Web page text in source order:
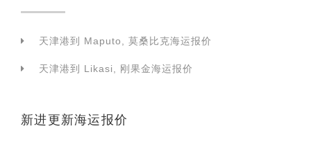
天津港到 Maputo, 莫桑比克海运报价
天津港到 Likasi, 刚果金海运报价
新进更新海运报价